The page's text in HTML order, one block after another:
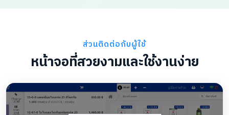
ส่วนติดต่อกับผู้ใช้
หน้าจอที่สวยงามและใช้งานง่าย